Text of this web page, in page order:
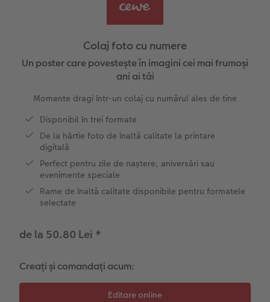
Exemplele clienților
CEWE FOTOCARTE Kids
CEWE FOTOCARTE Art Collection
Accesorii
Nature Prints
Poster Premium
Art Prints
Fotografii standard
Set fotografii
Instant Foto
Sticker instant
Accesorii
Fotografie Aludibond
Fotografie pe Forex
Panou de întâmpinare nuntă
Baghete pentru poster
Fotografie pe lemn
Colaje foto
Bandă foto
Fotografii retro XXL
Rechizite școlare și de birou
Cutii de cadou
Textile
Calendare foto
Povești CEWE
Idei de cadouri pentru cei dragi
Interviuri
Călătorie
Absolvire
Colaj foto cu numere
Un poster care povestește în imagini cei mai frumoși
ani ai tăi
Momente dragi într-un colaj cu numărul ales de tine
Disponibil în trei formate
De la hârtie foto de înaltă calitate la printare
digitală
Perfect pentru zile de naștere, aniversări sau
evenimente speciale
Rame de înaltă calitate disponibile pentru formatele
selectate
de la 50.80 Lei *
Creați și comandați acum: